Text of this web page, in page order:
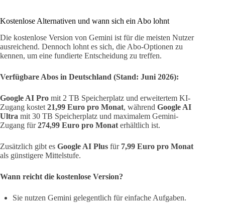
Kostenlose Alternativen und wann sich ein Abo lohnt
Die kostenlose Version von Gemini ist für die meisten Nutzer
ausreichend. Dennoch lohnt es sich, die Abo-Optionen zu
kennen, um eine fundierte Entscheidung zu treffen.
Verfügbare Abos in Deutschland (Stand: Juni 2026):
Google AI Pro mit 2 TB Speicherplatz und erweitertem KI-
Zugang kostet 21,99 Euro pro Monat, während Google AI
Ultra mit 30 TB Speicherplatz und maximalem Gemini-
Zugang für274,99 Euro pro Monat erhältlich ist.
Zusätzlich gibt es Google AI Plus für 7,99 Euro pro Monat
als günstigere Mittelstufe.
Wann reicht die kostenlose Version?
Sie nutzen Gemini gelegentlich für einfache Aufgaben.